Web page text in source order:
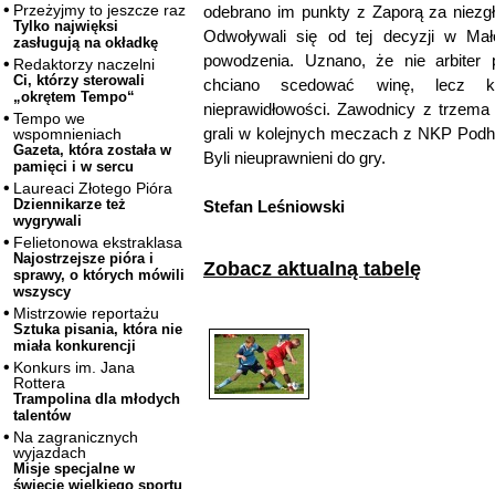
Przeżyjmy to jeszcze raz
Tylko najwięksi
zasługują na okładkę
Redaktorzy naczelni
Ci, którzy sterowali
„okrętem Tempo“
Tempo we
wspomnieniach
Gazeta, która została w
pamięci i w sercu
Laureaci Złotego Pióra
Dziennikarze też
wygrywali
Felietonowa ekstraklasa
Najostrzejsze pióra i
sprawy, o których mówili
wszyscy
Mistrzowie reportażu
Sztuka pisania, która nie
miała konkurencji
Konkurs im. Jana
Rottera
Trampolina dla młodych
talentów
Na zagranicznych
wyjazdach
Misje specjalne w
świecie wielkiego sportu
odebrano im punkty z Zaporą za
Odwoływali się od tej decyzji w
powodzenia. Uznano, że nie arbiter
chciano scedować winę, lecz
nieprawidłowości. Zawodnicy z
grali w kolejnych meczach z NKP
Byli nieuprawnieni do gry.
Stefan Leśniowski
Zobacz aktualną tabelę